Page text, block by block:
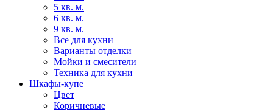
5 кв. м.
6 кв. м.
9 кв. м.
Все для кухни
Варианты отделки
Мойки и смесители
Техника для кухни
Шкафы-купе
Цвет
Коричневые